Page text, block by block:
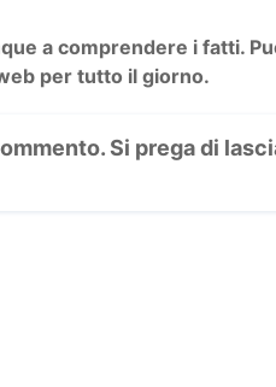
a comprendere i fatti.
per tutto il giorno.
Si prega di